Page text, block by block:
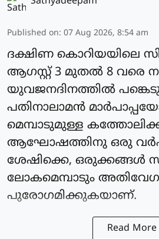
Published on: 07 Aug 2026, 8:54 am
ദക്ഷിണ കൊറിയയിലെ
ആഗസ്റ്റ് 3 മുതല്‍ 8 വരെ
യുവജനദിനത്തില്‍
പതിനാലാമന്‍
മെമ്പാടുമുള്ള
ആഘോഷത്തിനു ഒരു
ശേഷിക്കെ, ഒരുക്കങ്ങള്‍
ലോകമെമ്പാടും
പുരോഗമിക്കുകയാണ്.
Read More